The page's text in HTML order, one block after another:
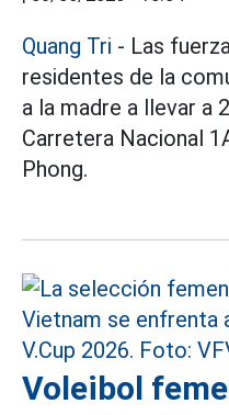
Quang Tri - Las
residentes de la
a la madre a llevar a
Carretera Nacional
Phong.
Voleibol